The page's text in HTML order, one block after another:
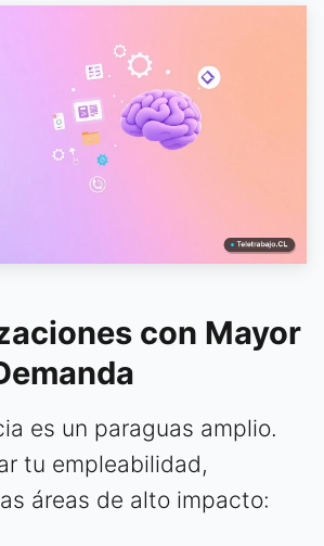
con Mayor
es un paraguas amplio.
tu empleabilidad,
áreas de alto impacto: